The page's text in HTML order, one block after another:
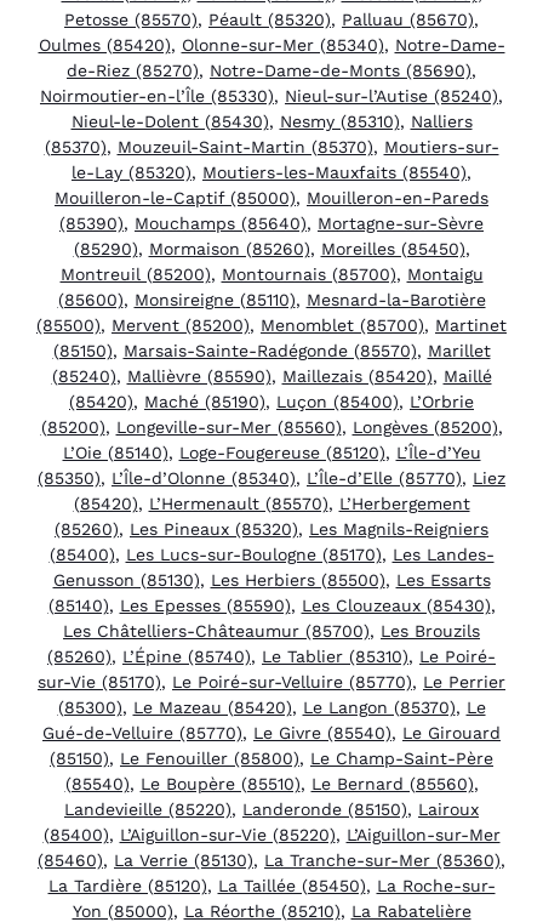
Petosse (85570), Péault (85320), Palluau (85670),
Oulmes (85420), Olonne-sur-Mer (85340), Notre-Dame-
de-Riez (85270), Notre-Dame-de-Monts (85690),
Noirmoutier-en-l’Île (85330), Nieul-sur-l’Autise (85240),
Nieul-le-Dolent (85430), Nesmy (85310), Nalliers
(85370), Mouzeuil-Saint-Martin (85370), Moutiers-sur-
le-Lay (85320), Moutiers-les-Mauxfaits (85540),
Mouilleron-le-Captif (85000), Mouilleron-en-Pareds
(85390), Mouchamps (85640), Mortagne-sur-Sèvre
(85290), Mormaison (85260), Moreilles (85450),
Montreuil (85200), Montournais (85700), Montaigu
(85600), Monsireigne (85110), Mesnard-la-Barotière
(85500), Mervent (85200), Menomblet (85700), Martinet
(85150), Marsais-Sainte-Radégonde (85570), Marillet
(85240), Mallièvre (85590), Maillezais (85420), Maillé
(85420), Maché (85190), Luçon (85400), L’Orbrie
(85200), Longeville-sur-Mer (85560), Longèves (85200),
L’Oie (85140), Loge-Fougereuse (85120), L’Île-d’Yeu
(85350), L’Île-d’Olonne (85340), L’Île-d’Elle (85770), Liez
(85420), L’Hermenault (85570), L’Herbergement
(85260), Les Pineaux (85320), Les Magnils-Reigniers
(85400), Les Lucs-sur-Boulogne (85170), Les Landes-
Genusson (85130), Les Herbiers (85500), Les Essarts
(85140), Les Epesses (85590), Les Clouzeaux (85430),
Les Châtelliers-Châteaumur (85700), Les Brouzils
(85260), L’Épine (85740), Le Tablier (85310), Le Poiré-
sur-Vie (85170), Le Poiré-sur-Velluire (85770), Le Perrier
(85300), Le Mazeau (85420), Le Langon (85370), Le
Gué-de-Velluire (85770), Le Givre (85540), Le Girouard
(85150), Le Fenouiller (85800), Le Champ-Saint-Père
(85540), Le Boupère (85510), Le Bernard (85560),
Landevieille (85220), Landeronde (85150), Lairoux
(85400), L’Aiguillon-sur-Vie (85220), L’Aiguillon-sur-Mer
(85460), La Verrie (85130), La Tranche-sur-Mer (85360),
La Tardière (85120), La Taillée (85450), La Roche-sur-
Yon (85000), La Réorthe (85210), La Rabatelière